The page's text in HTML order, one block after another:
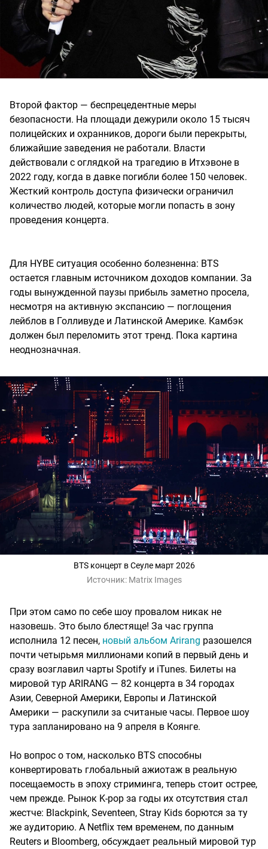
Второй фактор — беспрецедентные меры
безопасности. На площади дежурили около 15 тысяч
полицейских и охранников, дороги были перекрыты,
ближайшие заведения не работали. Власти
действовали с оглядкой на трагедию в Итхэвоне в
2022 году, когда в давке погибли более 150 человек.
Жесткий контроль доступа физически ограничил
количество людей, которые могли попасть в зону
проведения концерта.
Для HYBE ситуация особенно болезненна: BTS
остается главным источником доходов компании. За
годы вынужденной паузы прибыль заметно просела,
несмотря на активную экспансию — поглощения
лейблов в Голливуде и Латинской Америке. Камбэк
должен был переломить этот тренд. Пока картина
неоднозначная.
BTS концерт в Сеуле март 2026
Источник: Matrix Images
При этом само по себе шоу провалом никак не
назовешь. Это было блестяще! За час группа
исполнила 12 песен, новый альбом Arirang разошелся
почти четырьмя миллионами копий в первый день и
сразу возглавил чарты Spotify и iTunes. Билеты на
мировой тур ARIRANG — 82 концерта в 34 городах
Азии, Северной Америки, Европы и Латинской
Америки — раскупили за считаные часы. Первое шоу
тура запланировано на 9 апреля в Коянге.
Но вопрос о том, насколько BTS способны
конвертировать глобальный ажиотаж в реальную
посещаемость в эпоху стриминга, теперь стоит острее,
чем прежде. Рынок K-pop за годы их отсутствия стал
жестче: Blackpink, Seventeen, Stray Kids борются за ту
же аудиторию. А Netflix тем временем, по данным
Reuters и Bloomberg, обсуждает реальный мировой тур